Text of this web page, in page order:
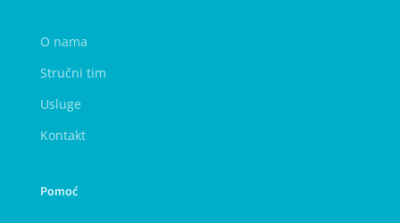
O nama
Stručni tim
Usluge
Kontakt
Pomoć